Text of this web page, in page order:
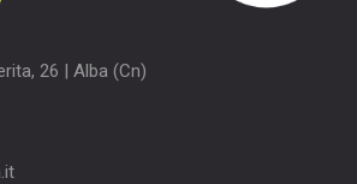
26 | Alba (Cn)